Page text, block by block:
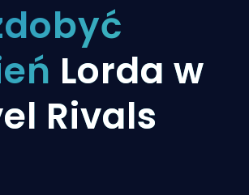
Lorda w
Rivals